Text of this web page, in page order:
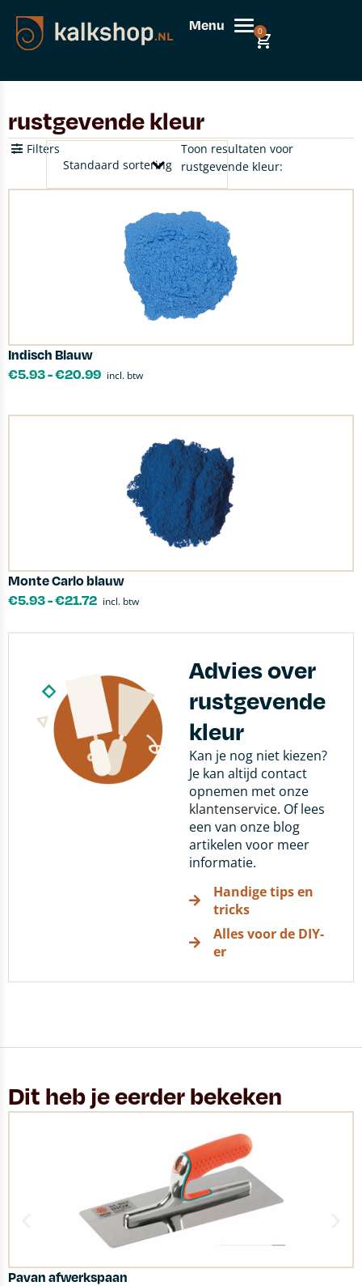
Menu 0
rustgevende kleur
Toon resultaten voor
rustgevende kleur:
Filters
Indisch Blauw
€5.93-€20.99 incl. btw
Monte Carlo blauw
€5.93-€21.72 incl. btw
Advies over
rustgevende
kleur
Kan je nog niet kiezen?
Je kan altijd contact
opnemen met onze
klantenservice. Of lees
een van onze blog
artikelen voor meer
informatie.
Handige tips en
tricks
Alles voor de DIY-
er
Dit heb je eerder bekeken
Pavan afwerkspaan